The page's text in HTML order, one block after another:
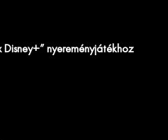
Disney+” nyereményjátékhoz